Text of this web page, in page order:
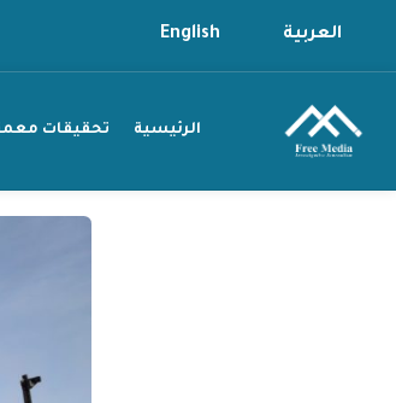
content
العربية English
الرئيسية تحقيقات